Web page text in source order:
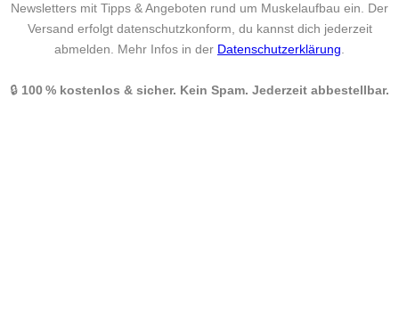
Newsletters mit Tipps & Angeboten rund um Muskelaufbau ein. Der
Versand erfolgt datenschutzkonform, du kannst dich jederzeit
abmelden. Mehr Infos in der Datenschutzerklärung
🔒 100 % kostenlos & sicher. Kein Spam. Jederzeit abbestellbar.